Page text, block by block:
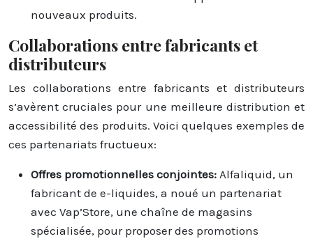
nouveaux produits.
Collaborations entre fabricants et
distributeurs
Les collaborations entre fabricants et distributeurs
s’avèrent cruciales pour une meilleure distribution et
accessibilité des produits. Voici quelques exemples de
ces partenariats fructueux:
Offres promotionnelles conjointes: Alfaliquid, un
fabricant de e-liquides, a noué un partenariat
avec Vap’Store, une chaîne de magasins
spécialisée, pour proposer des promotions